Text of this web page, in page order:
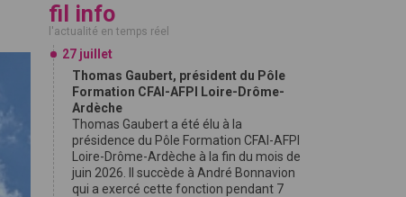
fil info
l'actualité en temps réel
27 juillet
Thomas Gaubert, président du Pôle
Formation CFAI-AFPI Loire-Drôme-
Ardèche
Thomas Gaubert a été élu à la
présidence du Pôle Formation CFAI-AFPI
Loire-Drôme-Ardèche à la fin du mois de
juin 2026. Il succède à André Bonnavion
qui a exercé cette fonction pendant 7